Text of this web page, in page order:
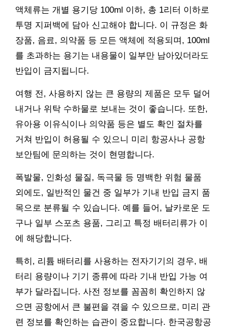
액체류는 개별 용기당 100ml 이하, 총 1리터 이하로
투명 지퍼백에 담아 신고해야 합니다. 이 규정은 화
장품, 음료, 의약품 등 모든 액체에 적용되며, 100ml
를 초과하는 용기는 내용물이 일부만 남아있더라도
반입이 금지됩니다.
여행 전, 사용하지 않는 큰 용량의 제품은 모두 덜어
내거나 위탁 수하물로 보내는 것이 좋습니다. 또한,
유아용 이유식이나 의약품 등은 별도 확인 절차를
거쳐 반입이 허용될 수 있으니 미리 항공사나 공항
보안팀에 문의하는 것이 현명합니다.
폭발물, 인화성 물질, 독극물 등 명백한 위험 물품
외에도, 일반적인 물건 중 일부가 기내 반입 금지 품
목으로 분류될 수 있습니다. 예를 들어, 날카로운 도
구나 일부 스포츠 용품, 그리고 특정 배터리류가 이
에 해당합니다.
특히, 리튬 배터리를 사용하는 전자기기의 경우, 배
터리 용량이나 기기 종류에 따라 기내 반입 가능 여
부가 달라집니다. 사전 정보를 꼼꼼히 확인하지 않
으면 공항에서 큰 불편을 겪을 수 있으므로, 미리 관
련 정보를 확인하는 습관이 중요합니다. 한국공항공